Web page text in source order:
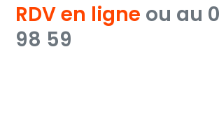
RDV en ligne ou au
98 59